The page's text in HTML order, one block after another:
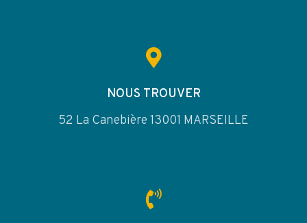
NOUS TROUVER
52 La Canebière 13001 MARSEILLE